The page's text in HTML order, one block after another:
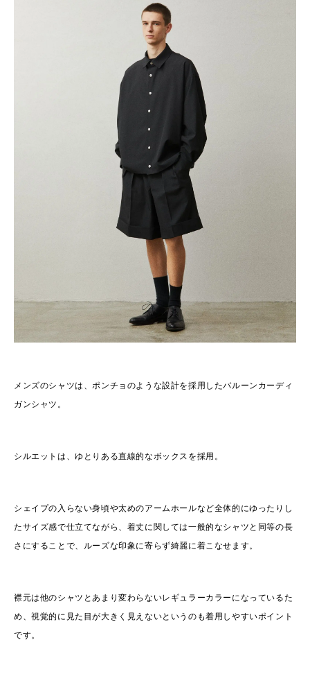
メンズのシャツは、ポンチョのような設計を採用したバルーンカーディ
ガンシャツ。
シルエットは、ゆとりある直線的なボックスを採用。
シェイプの入らない身頃や太めのアームホールなど全体的にゆったりし
たサイズ感で仕立てながら、着丈に関しては一般的なシャツと同等の長
さにすることで、ルーズな印象に寄らず綺麗に着こなせます。
襟元は他のシャツとあまり変わらないレギュラーカラーになっているた
め、視覚的に見た目が大きく見えないというのも着用しやすいポイント
です。